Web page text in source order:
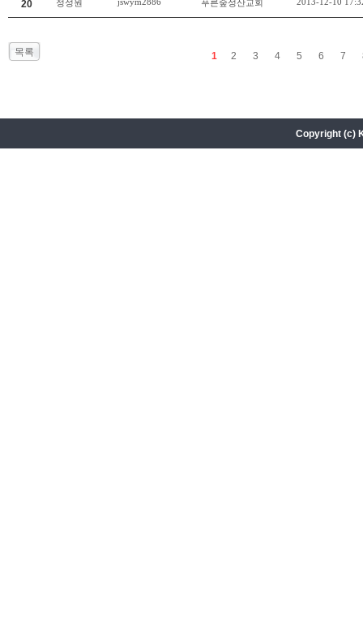
20 정성원 푸른숲성산교회
목록 1 2 3 4 5 6 7
Copyright (c)